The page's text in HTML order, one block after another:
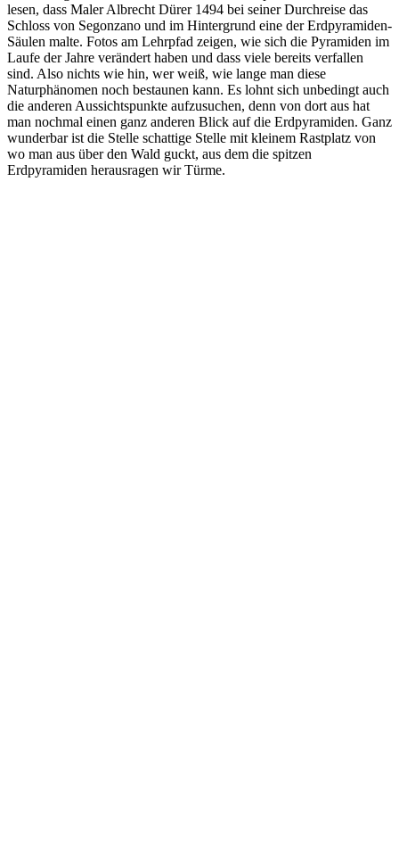
lesen, dass Maler Albrecht Dürer 1494 bei seiner Durchreise das
Schloss von Segonzano und im Hintergrund eine der Erdpyramiden-
Säulen malte. Fotos am Lehrpfad zeigen, wie sich die Pyramiden im
Laufe der Jahre verändert haben und dass viele bereits verfallen
sind. Also nichts wie hin, wer weiß, wie lange man diese
Naturphänomen noch bestaunen kann. Es lohnt sich unbedingt auch
die anderen Aussichtspunkte aufzusuchen, denn von dort aus hat
man nochmal einen ganz anderen Blick auf die Erdpyramiden. Ganz
wunderbar ist die Stelle schattige Stelle mit kleinem Rastplatz von
wo man aus über den Wald guckt, aus dem die spitzen
Erdpyramiden herausragen wir Türme.